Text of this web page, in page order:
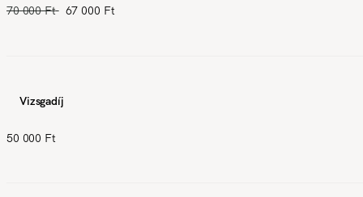
70 000 Ft 67 000 Ft
Vizsgadíj
50 000 Ft